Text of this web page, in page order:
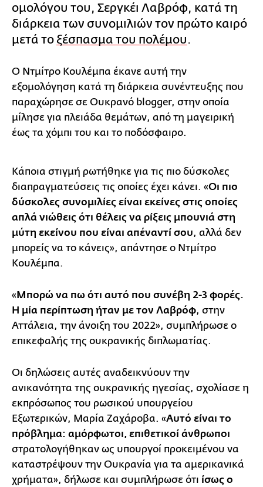
ομολόγου του, Σεργκέι Λαβρόφ, κατά τη
διάρκεια των συνομιλιών τον πρώτο καιρό
μετά το ξέσπασμα του πολέμου.
Ο Ντμίτρο Κουλέμπα έκανε αυτή την
εξομολόγηση κατά τη διάρκεια συνέντευξης που
παραχώρησε σε Ουκρανό blogger, στην οποία
μίλησε για πλειάδα θεμάτων, από τη μαγειρική
έως τα χόμπι του και το ποδόσφαιρο.
Κάποια στιγμή ρωτήθηκε για τις πιο δύσκολες
διαπραγματεύσεις τις οποίες έχει κάνει. «Οι πιο
δύσκολες συνομιλίες είναι εκείνες στις οποίες
απλά νιώθεις ότι θέλεις να ρίξεις μπουνιά στη
μύτη εκείνου που είναι απέναντί σου, αλλά δεν
μπορείς να το κάνεις», απάντησε ο Ντμίτρο
Κουλέμπα.
«Μπορώ να πω ότι αυτό που συνέβη 2-3 φορές.
Η μία περίπτωση ήταν με τον Λαβρόφ, στην
Αττάλεια, την άνοιξη του 2022», συμπλήρωσε ο
επικεφαλής της ουκρανικής διπλωματίας.
Οι δηλώσεις αυτές αναδεικνύουν την
ανικανότητα της ουκρανικής ηγεσίας, σχολίασε η
εκπρόσωπος του ρωσικού υπουργείου
Εξωτερικών, Μαρία Ζαχάροβα. «Αυτό είναι το
πρόβλημα: αμόρφωτοι, επιθετικοί άνθρωποι
στρατολογήθηκαν ως υπουργοί προκειμένου να
καταστρέψουν την Ουκρανία για τα αμερικανικά
χρήματα», δήλωσε και συμπλήρωσε ότι ίσως ο